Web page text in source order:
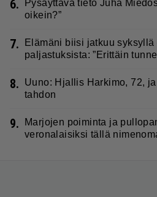
6.
Pysäyttävä tieto Juha
oikein?”
7.
Elämäni biisi jatkuu
paljastuksista: ”Erittäin
8.
Uuno: Hjallis Harkimo, 72,
tahdon
9.
Marjojen poiminta ja
veronalaisiksi tällä